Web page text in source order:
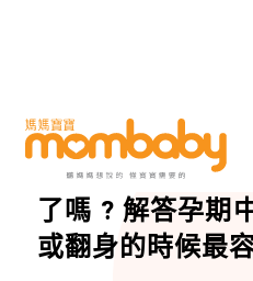
HOME 懷孕 孕期百科
胎動、宮縮、陣
了嗎 ? 解答孕期
或翻身的時候最